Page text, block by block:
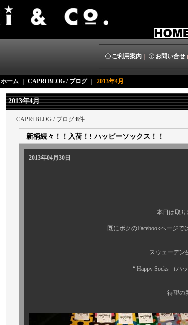
ご利用案内 お問い合せ
ホーム CAPRi BLOG / ブログ｜ 2013年4月
2013年4月
CAPRi BLOG / ブログ:8件
新柄続々！！入荷！! ハッピーソックス！！
2013年04月30日
本日は取り急ぎお知
既にボクのFacebookページでは先に
スウェーデン生まれの
“ Happy Socks （ハッピーソッ
待望の新柄が到